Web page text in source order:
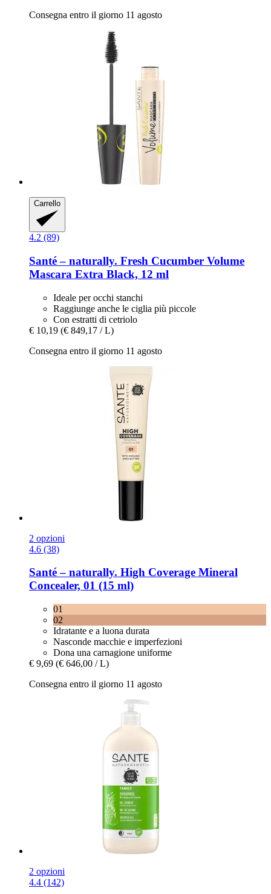
Consegna entro il giorno 11 agosto
Carrello
4.2 (89)
Santé – naturally. Fresh Cucumber Volume
Mascara Extra Black, 12 ml
Ideale per occhi stanchi
Raggiunge anche le ciglia più piccole
Con estratti di cetriolo
€ 10,19 (€ 849,17 / L)
Consegna entro il giorno 11 agosto
2 opzioni
4.6 (38)
Santé – naturally. High Coverage Mineral
Concealer, 01 (15 ml)
01
02
Idratante e a luona durata
Nasconde macchie e imperfezioni
Dona una carnagione uniforme
€ 9,69 (€ 646,00 / L)
Consegna entro il giorno 11 agosto
2 opzioni
4.4 (142)